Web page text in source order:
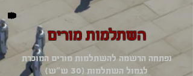
השתלמות מורים
נפתחה הרשמה להשתלמות מורים המוכרת
לגמול השתלמות (30 ש"ש)